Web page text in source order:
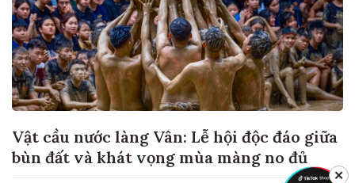
Vật cầu nước làng Vân: Lễ hội độc đáo giữa
bùn đất và khát vọng mùa màng no đủ
✕